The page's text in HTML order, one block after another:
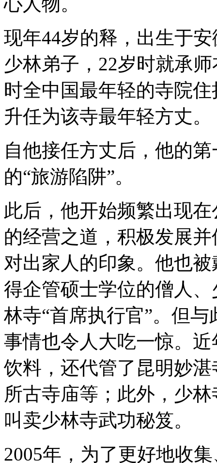
现年44岁的释，出生于
少林弟子，22岁时就承
时全中国最年轻的寺院
升任为该寺最年轻方丈。
自他接任方丈后，他的
的“旅游陷阱”。
此后，他开始频繁出现
的经营之道，积极发展
对出家人的印象。他也
得企管硕士学位的僧人
林寺“首席执行官”。但
事情也令人大吃一惊。
饮料，还代管了昆明妙
所古寺庙等；此外，少
叫卖少林寺武功秘笈。
2005年，为了更好地收